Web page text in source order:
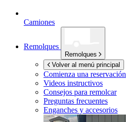
Camiones
Remolques
Remolques
Volver al menú principal
Comienza una reservación
Videos instructivos
Consejos para remolcar
Preguntas frecuentes
Enganches y accesorios